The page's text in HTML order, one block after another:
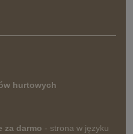
hurtowych
za darmo - strona w języku